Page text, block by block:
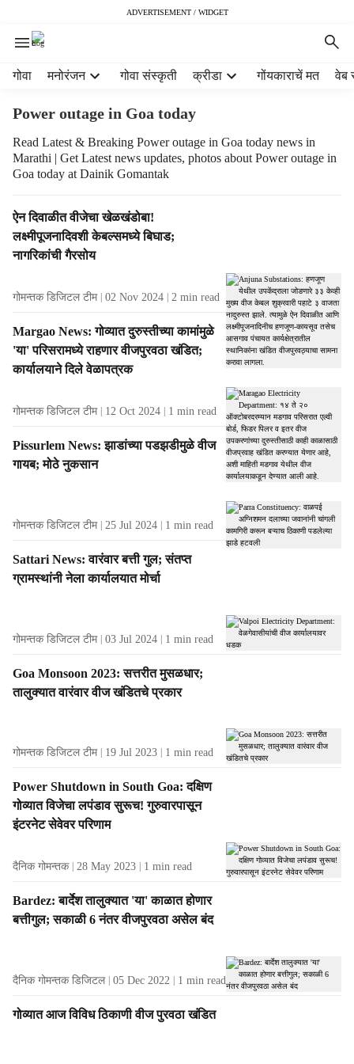
ADVERTISEMENT / WIDGET
गोवा मनोरंजन गोवा संस्कृती क्रीडा गोंयकाराचें मत वेब
Power outage in Goa today
Read Latest & Breaking Power outage in Goa today news in
Marathi | Get Latest news updates, photos about Power outage in
Goa today at Dainik Gomantak
T
a
g
s
l
s
ऐन दिवाळीत वीजेचा खेळखंडोबा!
लक्ष्मीपूजनादिवशी केबल्समध्ये बिघाड;
नागरिकांची गैरसोय
गोमन्तक डिजिटल टीम 02 Nov 2024 2 min read
Margao News: गोव्यात दुरुस्तीच्या कामांमुळे
'या' परिसरामध्ये राहणार वीजपुरवठा खंडित;
कार्यालयाने दिले वेळापत्रक
गोमन्तक डिजिटल टीम 12 Oct 2024 1 min read
Pissurlem News: झाडांच्या पडझडीमुळे वीज
गायब; मोठे नुकसान
गोमन्तक डिजिटल टीम 25 Jul 2024 1 min read
Sattari News: वारंवार बत्ती गुल; संतप्त
ग्रामस्थांनी नेला कार्यालयात मोर्चा
गोमन्तक डिजिटल टीम 03 Jul 2024 1 min read
Goa Monsoon 2023: सत्तरीत मुसळधार;
तालुक्यात वारंवार वीज खंडितचे प्रकार
गोमन्तक डिजिटल टीम 19 Jul 2023 1 min read
Power Shutdown in South Goa: दक्षिण
गोव्यात विजेचा लपंडाव सुरूच! गुरुवारपासून
इंटरनेट सेवेवर परिणाम
दैनिक गोमन्तक 28 May 2023 1 min read
Bardez: बार्देश तालुक्‍यात 'या' काळात होणार
बत्तीगुल; सकाळी 6 नंतर वीजपुरवठा असेल बंद
दैनिक गोमन्तक डिजिटल 05 Dec 2022 1 min read
गोव्यात आज विविध ठिकाणी वीज पुरवठा खंडित